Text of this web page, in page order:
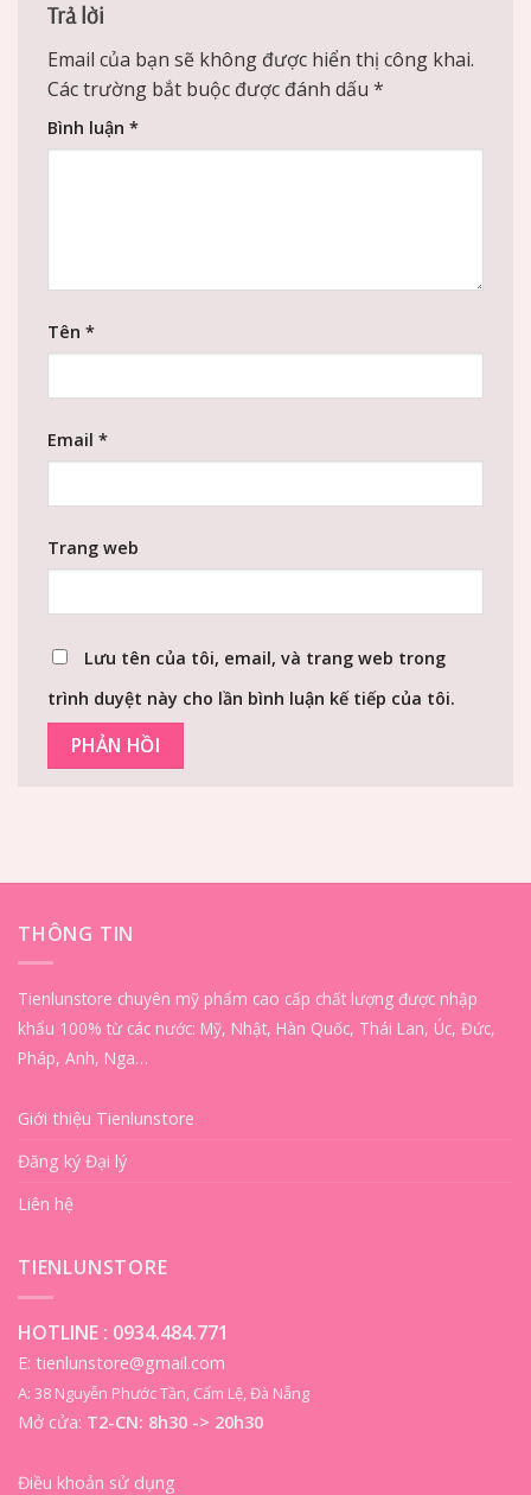
Trả lời
Email của bạn sẽ không được hiển thị công khai.
Các trường bắt buộc được đánh dấu *
Bình luận *
Tên *
Email *
Trang web
Lưu tên của tôi, email, và trang web trong
trình duyệt này cho lần bình luận kế tiếp của tôi.
THÔNG TIN
Tienlunstore chuyên mỹ phẩm cao cấp chất lượng được nhập
khẩu 100% từ các nước: Mỹ, Nhật, Hàn Quốc, Thái Lan, Úc, Đức,
Pháp, Anh, Nga…
Giới thiệu Tienlunstore
Đăng ký Đại lý
Liên hệ
TIENLUNSTORE
HOTLINE : 0934.484.771
E: tienlunstore@gmail.com
A: 38 Nguyễn Phước Tần, Cẩm Lệ, Đà Nẵng
Mở cửa: T2-CN: 8h30 -> 20h30
Điều khoản sử dụng